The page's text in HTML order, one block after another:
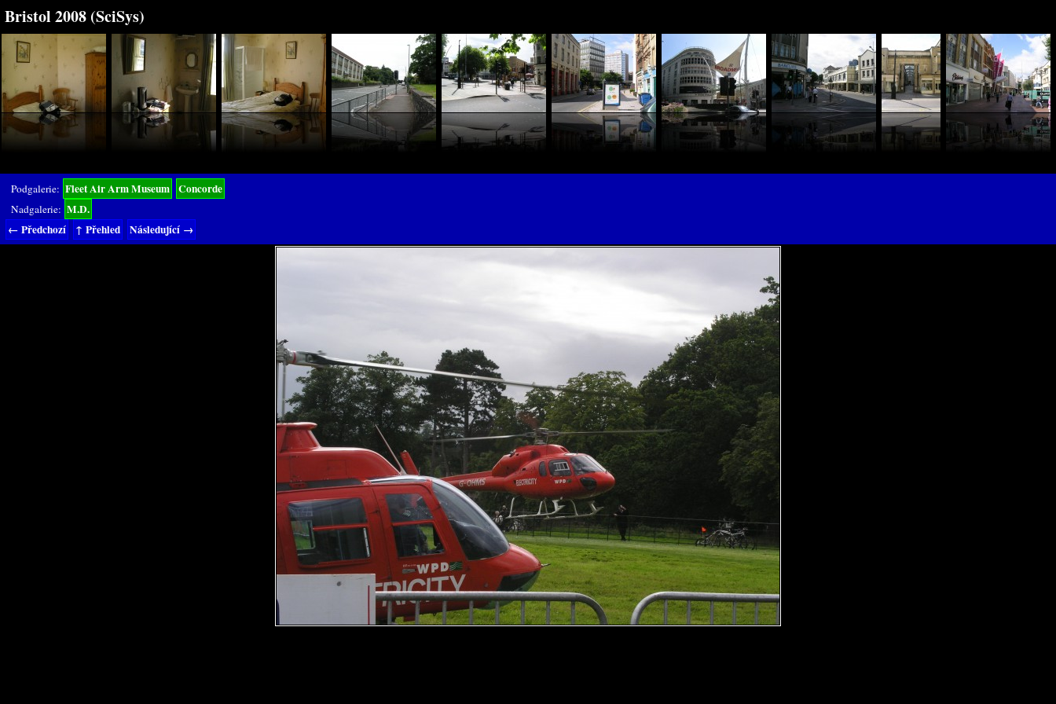
Bristol 2008 (SciSys)
Podgalerie: Fleet Air Arm Museum Concorde
Nadgalerie: M.D.
← Předchozí
↑ Přehled Následující →